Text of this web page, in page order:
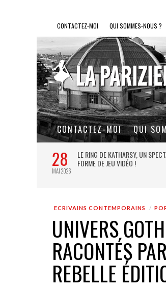
CONTACTEZ-MOI QUI SOMMES-NOUS ?
CONTACTEZ-MOI QUI
28
MAI 2026
LE RING DE KATHARSY, UN
FORME DE JEU VIDÉO !
ECRIVAINS CONTEMPORAINS
UNIVERS
RACONTÉS
REBELLE